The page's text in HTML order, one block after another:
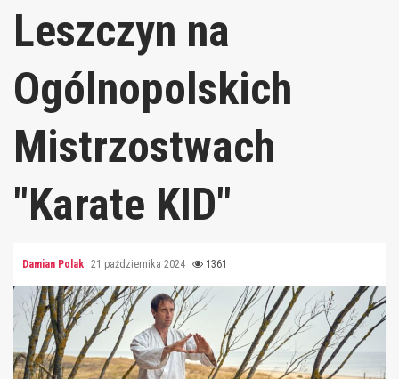
Leszczyn na
Ogólnopolskich
Mistrzostwach
"Karate KID"
Damian Polak 21 października 2024 1361